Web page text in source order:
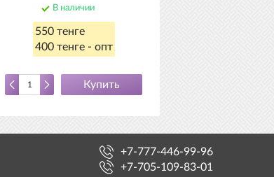
В наличии
550 тенге
400 тенге - опт
Купить
+7-777-446-99-96
+7-705-109-83-01